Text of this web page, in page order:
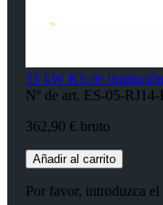
35 kW Kit de
Nº de art. ES-05-
362,90 € bruto
Añadir al carrito
Por favor, introduzca